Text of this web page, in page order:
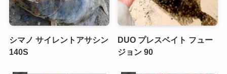
シマノ サイレントアサシン
140S
DUO プレスベイト フュー
ジョン 90